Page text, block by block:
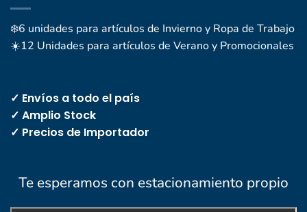
❄️6 unidades para artículos de Invierno y Ropa de Trabajo
☀️12 Unidades para artículos de Verano y Promocionales
✓ Envíos a todo el país
✓ Amplio Stock
✓ Precios de Importador
Te esperamos con estacionamiento propio